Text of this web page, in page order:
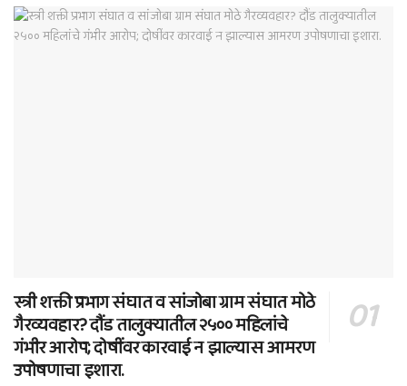
स्त्री शक्ती प्रभाग संघात व सांजोबा ग्राम संघात मोठे
गैरव्यवहार? दौंड तालुक्यातील २५०० महिलांचे
गंभीर आरोप; दोषींवर कारवाई न झाल्यास आमरण
उपोषणाचा इशारा.